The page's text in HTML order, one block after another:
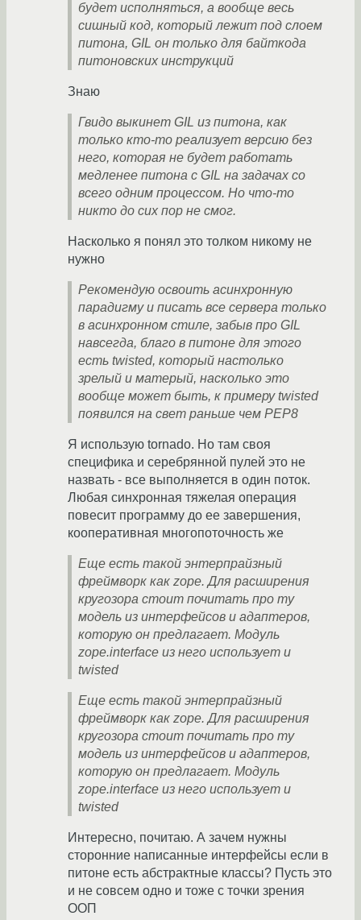
будет исполняться, а вообще весь
сишный код, который лежит под слоем
питона, GIL он только для байткода
питоновских инструкций
Знаю
Гвидо выкинет GIL из питона, как
только кто-то реализует версию без
него, которая не будет работать
медленее питона с GIL на задачах со
всего одним процессом. Но что-то
никто до сих пор не смог.
Насколько я понял это толком никому не
нужно
Рекомендую освоить асинхронную
парадигму и писать все сервера только
в асинхронном стиле, забыв про GIL
навсегда, благо в питоне для этого
есть twisted, который настолько
зрелый и матерый, насколько это
вообще может быть, к примеру twisted
появился на свет раньше чем PEP8
Я использую tornado. Но там своя
специфика и серебрянной пулей это не
назвать - все выполняется в один поток.
Любая синхронная тяжелая операция
повесит программу до ее завершения,
кооперативная многопоточность же
Еще есть такой энтерпрайзный
фреймворк как zope. Для расширения
кругозора стоит почитать про ту
модель из интерфейсов и адаптеров,
которую он предлагает. Модуль
zope.interface из него использует и
twisted
Еще есть такой энтерпрайзный
фреймворк как zope. Для расширения
кругозора стоит почитать про ту
модель из интерфейсов и адаптеров,
которую он предлагает. Модуль
zope.interface из него использует и
twisted
Интересно, почитаю. А зачем нужны
сторонние написанные интерфейсы если в
питоне есть абстрактные классы? Пусть это
и не совсем одно и тоже с точки зрения
ООП